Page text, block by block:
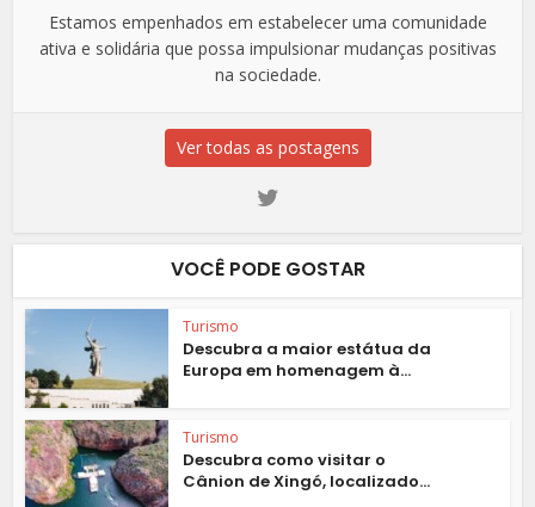
Estamos empenhados em estabelecer uma comunidade
ativa e solidária que possa impulsionar mudanças positivas
na sociedade.
Ver todas as postagens
VOCÊ PODE GOSTAR
Turismo
Descubra a maior estátua da
Europa em homenagem à...
Turismo
Descubra como visitar o
Cânion de Xingó, localizado...